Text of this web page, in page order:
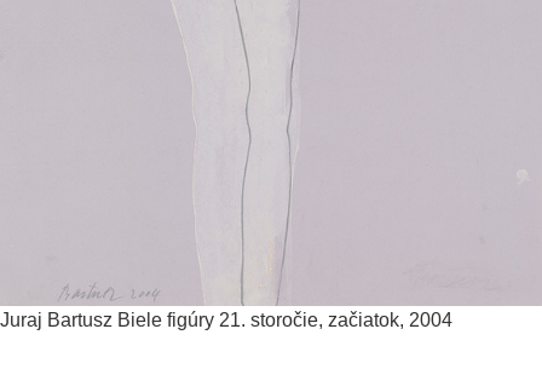
Juraj Bartusz Biele figúry 21. storočie, začiatok, 2004